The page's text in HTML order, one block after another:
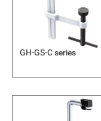
GH-GS-C series